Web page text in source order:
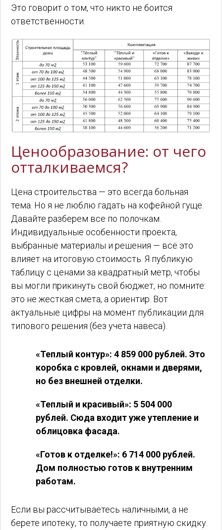
Это говорит о том, что никто не боится
ответственности.
Ценообразование: от чего
отталкиваемся?
Цена строительства — это всегда больная
тема. Но я не люблю гадать на кофейной гуще.
Давайте разберем все по полочкам.
Индивидуальные особенности проекта,
выбранные материалы и решения — всё это
влияет на итоговую стоимость. Я публикую
таблицу с ценами за квадратный метр, чтобы
вы могли прикинуть свой бюджет, но помните:
это не жесткая смета, а ориентир. Вот
актуальные цифры на момент публикации для
типового решения (без учета навеса).
«Теплый контур»: 4 859 000 рублей. Это
коробка с кровлей, окнами и дверями,
но без внешней отделки.
«Теплый и красивый»: 5 504 000
рублей. Сюда входит уже утепление и
облицовка фасада.
«Готов к отделке!»: 6 714 000 рублей.
Дом полностью готов к внутренним
работам.
Если вы рассчитываетесь наличными, а не
берете ипотеку, то получаете приятную скидку.